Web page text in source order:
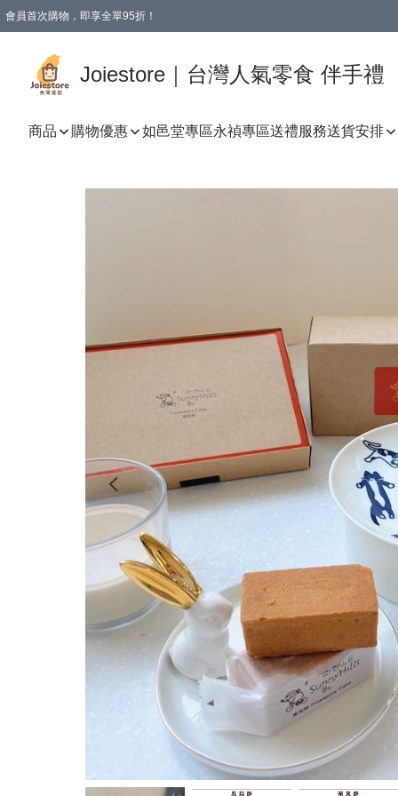
會員首次購物，即享全單95折！
Joiestore｜台灣人氣零食 伴手禮
商品 購物優惠 如邑堂專區永禎專區送禮服務送貨安排